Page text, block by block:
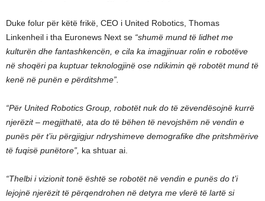
Duke folur për këtë frikë, CEO i United Robotics, Thomas
Linkenheil i tha Euronews Next se “shumë mund të lidhet me
kulturën dhe fantashkencën, e cila ka imagjinuar rolin e robotëve
në shoqëri pa kuptuar teknologjinë ose ndikimin që robotët mund të
kenë në punën e përditshme”.
“Për United Robotics Group, robotët nuk do të zëvendësojnë kurrë
njerëzit – megjithatë, ata do të bëhen të nevojshëm në vendin e
punës për t’iu përgjigjur ndryshimeve demografike dhe pritshmërive
të fuqisë punëtore”, ka shtuar ai.
“Thelbi i vizionit tonë është se robotët në vendin e punës do t’i
lejojnë njerëzit të përqendrohen në detyra me vlerë të lartë si